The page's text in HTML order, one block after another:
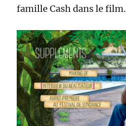
famille Cash dans le film.